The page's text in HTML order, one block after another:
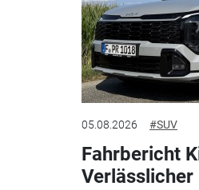
05.08.2026 #SUV
Fahrbericht
Verlässlicher